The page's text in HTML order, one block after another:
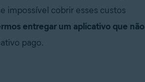
impossível cobrir esses custos
entregar um aplicativo que não
pago.